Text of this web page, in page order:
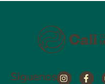
Síguenos